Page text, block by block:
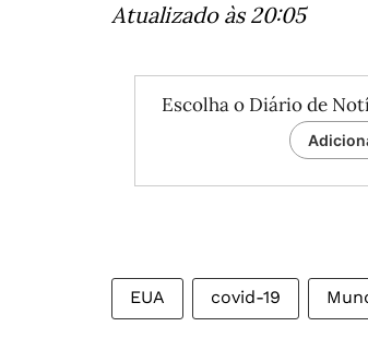
Atualizado às 20:05
Escolha o Diário de
EUA covid-19